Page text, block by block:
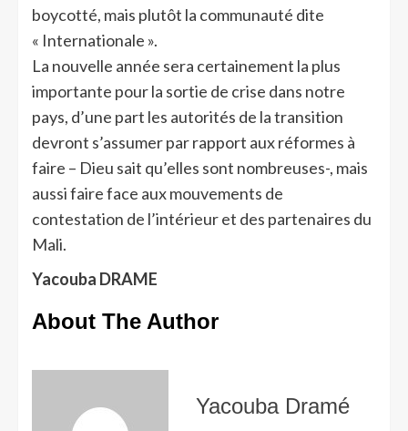
boycotté, mais plutôt la communauté dite
« Internationale ».
La nouvelle année sera certainement la plus
importante pour la sortie de crise dans notre
pays, d’une part les autorités de la transition
devront s’assumer par rapport aux réformes à
faire – Dieu sait qu’elles sont nombreuses-, mais
aussi faire face aux mouvements de
contestation de l’intérieur et des partenaires du
Mali.
Yacouba DRAME
About The Author
Yacouba Dramé